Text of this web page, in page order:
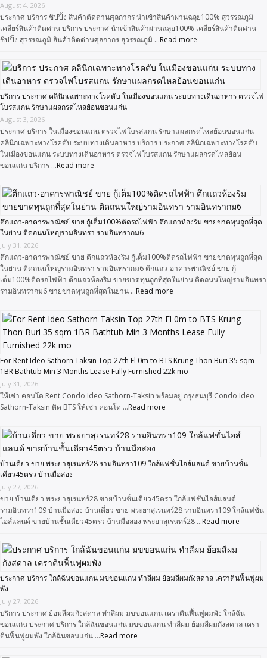
August 4, 2026
ประกาศ บริการ ชิปปิ้ง สินค้าติดด่านศุลกากร นำเข้าสินค้าผ่านฉลุย100% สุวรรณภูมิ
เคลียร์สินค้าติดด่าน บริการ ประกาศ นำเข้าสินค้าผ่านฉลุย100% เคลียร์สินค้าติดด่าน
ชิปปิ้ง สุวรรณภูมิ สินค้าติดด่านศุลกากร สุวรรณภูมิ …Read more
บริการ ประกาศ คลินิกเฉพาะทางโรคตับ ในเมืองขอนแก่น ระบบทางเดินอาหาร ตรวจไฟ
โบรสแกน รักษาแผลกรดไหลย้อนขอนแก่น
August 3, 2026
ประกาศ บริการ ในเมืองขอนแก่น ตรวจไฟโบรสแกน รักษาแผลกรดไหลย้อนขอนแก่น
คลินิกเฉพาะทางโรคตับ ระบบทางเดินอาหาร บริการ ประกาศ คลินิกเฉพาะทางโรคตับ
ในเมืองขอนแก่น ระบบทางเดินอาหาร ตรวจไฟโบรสแกน รักษาแผลกรดไหลย้อน
ขอนแก่น บริการ …Read more
ตึกแถว-อาคารพาณิชย์ ขาย กู้เต็ม100%ติดรถไฟฟ้า ตึกแถวห้องริม ขายขาดทุนถูกที่สุด
ในย่าน ติดถนนใหญ่รามอินทรา รามอินทรากม6
July 31, 2026
ตึกแถว-อาคารพาณิชย์ ขาย ตึกแถวห้องริม กู้เต็ม100%ติดรถไฟฟ้า ขายขาดทุนถูกที่สุด
ในย่าน ติดถนนใหญ่รามอินทรา รามอินทรากม6 ตึกแถว-อาคารพาณิชย์ ขาย กู้
เต็ม100%ติดรถไฟฟ้า ตึกแถวห้องริม ขายขาดทุนถูกที่สุดในย่าน ติดถนนใหญ่รามอินทรา
รามอินทรากม6 ขายขาดทุนถูกที่สุดในย่าน …Read more
For Rent Ideo Sathorn Taksin Top 27th Fl 0m to BTS Krung Thon Buri 35 sqm
1BR Bathtub Min 3 Months Lease Fully Furnished 22k mo
July 31, 2026
ให้เช่า คอนโด Rent Condo Ideo Sathorn-Taksin พร้อมอยู่ กรุงธนบุรี Condo Ideo
Sathorn-Taksin ติด BTS ให้เช่า คอนโด …Read more
บ้านเดี่ยว ขาย พระยาสุเรนทร์28 รามอินทรา109 ใกล้แฟชั่นไอส์แลนด์ ขายบ้านชั้น
เดียว45ตรว บ้านมือสอง
July 27, 2026
ขาย บ้านเดี่ยว พระยาสุเรนทร์28 ขายบ้านชั้นเดียว45ตรว ใกล้แฟชั่นไอส์แลนด์
รามอินทรา109 บ้านมือสอง บ้านเดี่ยว ขาย พระยาสุเรนทร์28 รามอินทรา109 ใกล้แฟชั่น
ไอส์แลนด์ ขายบ้านชั้นเดียว45ตรว บ้านมือสอง พระยาสุเรนทร์28 …Read more
ประกาศ บริการ ใกล้ฉันขอนแก่น มขขอนแก่น ทำสีผม ย้อมสีผมกังสดาล เคราตินฟื้นฟูผม
พัง
July 27, 2026
บริการ ประกาศ ย้อมสีผมกังสดาล ทำสีผม มขขอนแก่น เคราตินฟื้นฟูผมพัง ใกล้ฉัน
ขอนแก่น ประกาศ บริการ ใกล้ฉันขอนแก่น มขขอนแก่น ทำสีผม ย้อมสีผมกังสดาล เครา
ตินฟื้นฟูผมพัง ใกล้ฉันขอนแก่น …Read more